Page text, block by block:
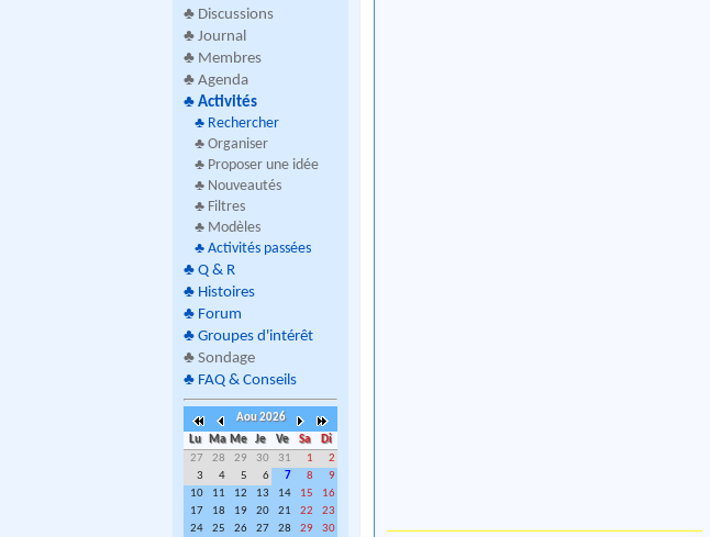
♣ Discussions
♣ Journal
♣ Membres
♣ Agenda
♣ Activités
♣ Rechercher
♣ Organiser
♣ Proposer une idée
♣ Nouveautés
♣ Filtres
♣ Modèles
♣ Activités passées
♣ Q & R
♣ Histoires
♣ Forum
♣ Groupes d'intérêt
♣ Sondage
♣ FAQ & Conseils
Aou 2026
Lu
Ma Me Je Ve Sa
Di
27
28 29 30 31 1
2
3
4 5 6 7 8
9
10
11 12 13 14 15
16
17
18 19 20 21 22
23
24
25 26 27 28 29
30